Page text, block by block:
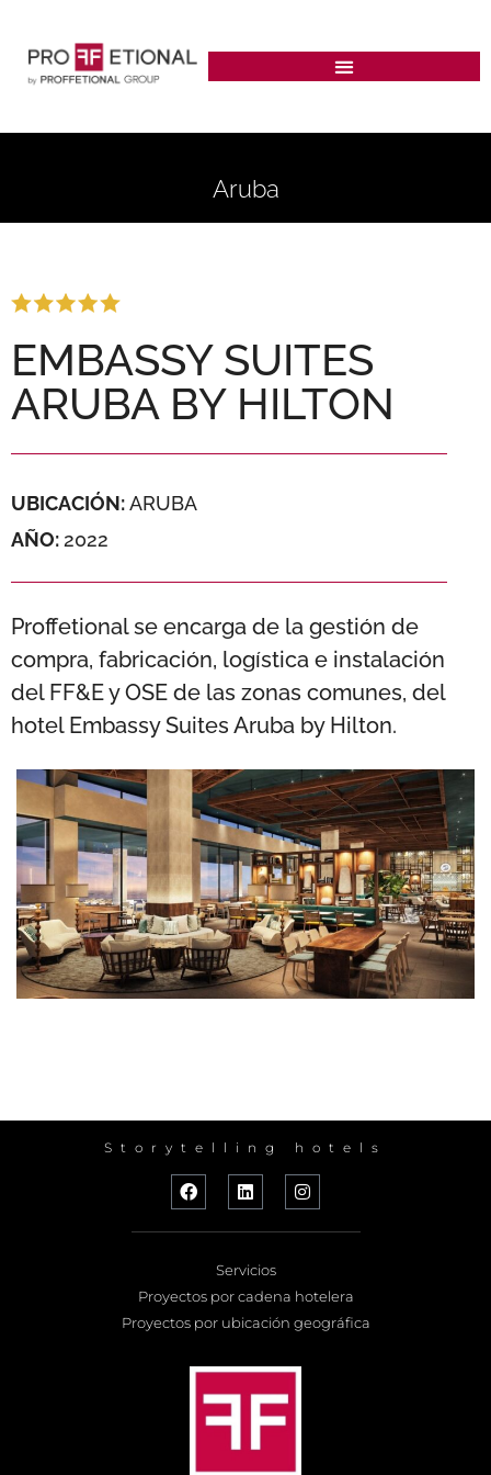
Aruba
EMBASSY SUITES
ARUBA BY HILTON
UBICACIÓN:ARUBA
AÑO: 2022
Proffetional se encarga de la gestión de
compra, fabricación, logística e instalación
del FF&E y OSE de las zonas comunes, del
hotel Embassy Suites Aruba by Hilton.
Storytelling hotels
Servicios
Proyectos por cadena hotelera
Proyectos por ubicación geográfica